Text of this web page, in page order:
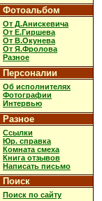
Фотоальбом
От Д.Анискевича
От Е.Гиршева
От В.Окунева
От Я.Фролова
Разное
Персоналии
Об исполнителях
Фотографии
Интервью
Разное
Ссылки
Юр. справка
Комната смеха
Книга отзывов
Написать письмо
Поиск
Поиск по сайту